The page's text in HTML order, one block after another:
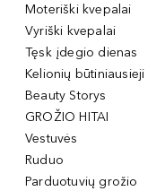
Moteriški kvepalai
Vyriški kvepalai
Tęsk įdegio dienas
Kelionių būtiniausieji
Beauty Storys
GROŽIO HITAI
Vestuvės
Ruduo
Parduotuvių grožio